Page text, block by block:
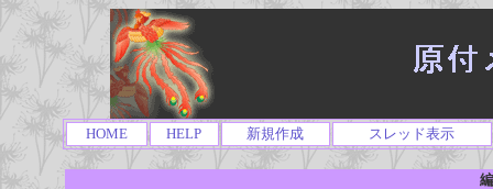
HOME HELP 新規作成 スレッド表示